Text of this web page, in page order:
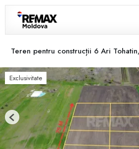
Teren pentru construcții 6 Ari
Exclusivitate
Previous